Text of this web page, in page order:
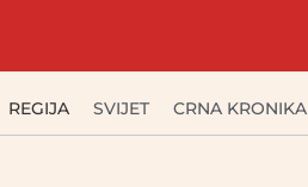
REGIJA SVIJET CRNA KRONIKA